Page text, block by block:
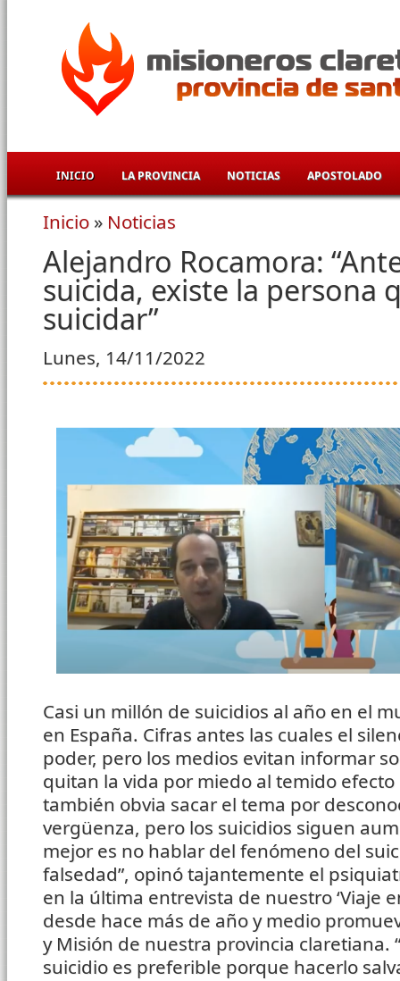
INICIO LA PROVINCIA NOTICIAS APOSTOLADO
Se encuentra usted aquí
Inicio » Noticias
Alejandro Rocamora:
suicida, existe la persona
suicidar”
Lunes, 14/11/2022
Casi un millón de suicidios al año en el
en España. Cifras antes las cuales el
poder, pero los medios evitan informar
quitan la vida por miedo al temido
también obvia sacar el tema por
vergüenza, pero los suicidios siguen
mejor es no hablar del fenómeno del
falsedad”, opinó tajantemente el
en la última entrevista de nuestro ‘Viaje
desde hace más de año y medio
y Misión de nuestra provincia claretiana.
suicidio es preferible porque hacerlo